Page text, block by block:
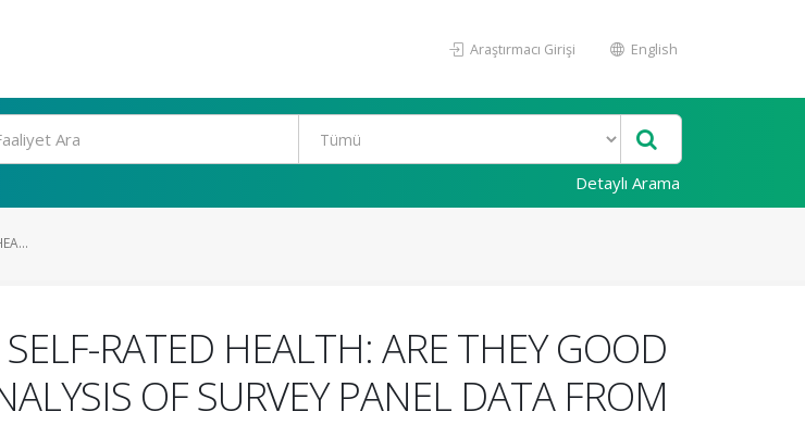
Araştırmacı Girişi English
Detaylı Arama
RATED HEALTH: ARE THEY GOOD
OF SURVEY PANEL DATA FROM